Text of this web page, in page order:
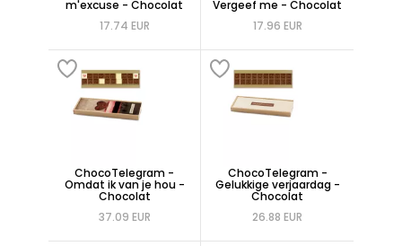
m'excuse - Chocolat
17.74 EUR
Vergeef me - Chocolat
17.96 EUR
ChocoTelegram -
Omdat ik van je hou -
Chocolat
37.09 EUR
ChocoTelegram -
Gelukkige verjaardag -
Chocolat
26.88 EUR